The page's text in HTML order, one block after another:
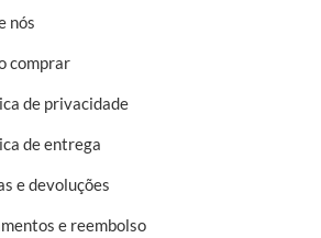
nós
comprar
de privacidade
de entrega
e devoluções
e reembolso